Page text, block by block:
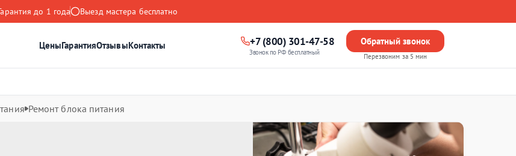
до 1 года Выезд мастера бесплатно
ЦеныГарантияОтзывыКонтакты +7 (800) 301-47-58
Звонок по РФ бесплатный
Обратный звонок
Перезвоним за 5 мин
Ремонт блока питания